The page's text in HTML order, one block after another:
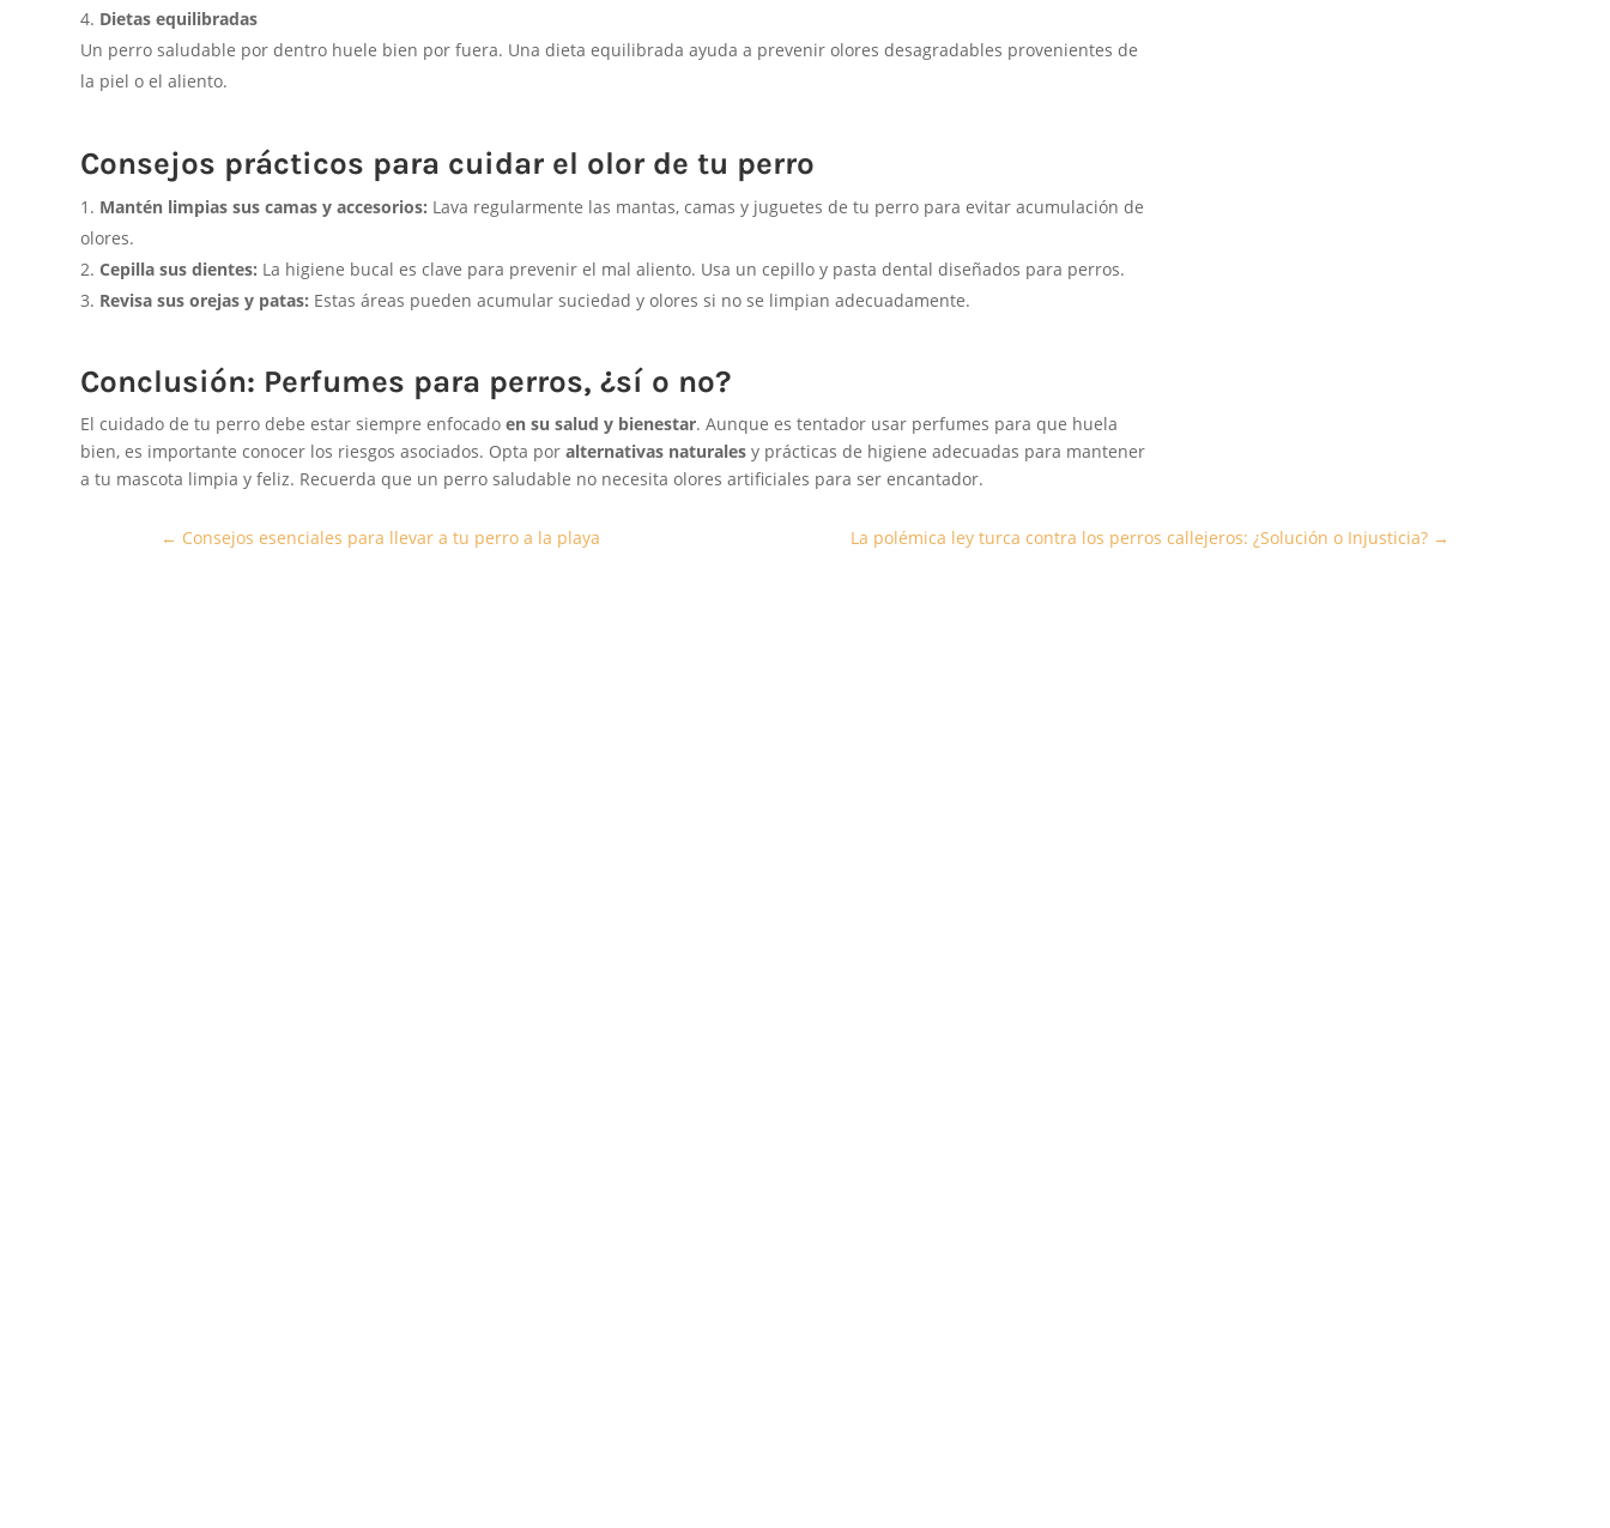
Dietas equilibradas
Un perro saludable por dentro huele bien por fuera. Una dieta equilibrada ayuda a prevenir olores desagradables provenientes de
la piel o el aliento.
Consejos prácticos para cuidar el olor de tu perro
Mantén limpias sus camas y accesorios: Lava regularmente las mantas, camas y juguetes de tu perro para evitar acumulación de
olores.
Cepilla sus dientes: La higiene bucal es clave para prevenir el mal aliento. Usa un cepillo y pasta dental diseñados para perros.
Revisa sus orejas y patas: Estas áreas pueden acumular suciedad y olores si no se limpian adecuadamente.
Conclusión: Perfumes para perros, ¿sí o no?
El cuidado de tu perro debe estar siempre enfocadoen su salud y bienestar. Aunque es tentador usar perfumes para que huela
bien, es importante conocer los riesgos asociados. Opta poralternativas naturales y prácticas de higiene adecuadas para mantener
a tu mascota limpia y feliz. Recuerda que un perro saludable no necesita olores artificiales para ser encantador.
← Consejos esenciales para llevar a tu perro a la playa La polémica ley turca contra los perros callejeros: ¿Solución o Injusticia?→